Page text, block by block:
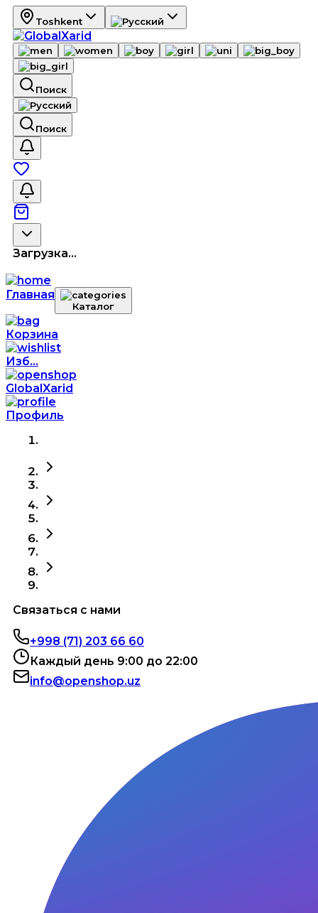
Toshkent
Поиск
Поиск
Загрузка...
Главная
Каталог
Корзина
Изб...
GlobalXarid
Профиль
Связаться с нами
+998 (71) 203 66 60
Каждый день 9:00 до 22:00
info@openshop.uz